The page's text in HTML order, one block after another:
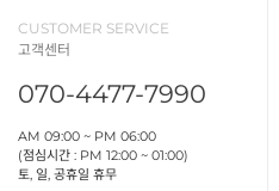
CUSTOMER SERVICE
고객센터
070-4477-7990
AM 09:00 ~ PM 06:00
(점심시간 : PM 12:00 ~ 01:00)
토, 일, 공휴일 휴무